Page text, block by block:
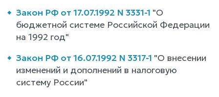
Закон РФ от 17.07.1992 N 3331-1 "О
бюджетной системе Российской Федерации
на 1992 год"
Закон РФ от 16.07.1992 N 3317-1 "О внесении
изменений и дополнений в налоговую
систему России"